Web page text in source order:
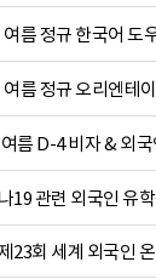
름 정규 한국어 도
름 정규 오리엔테
름 D-4 비자 & 외
19 관련 외국인 유
23회 세계 외국인